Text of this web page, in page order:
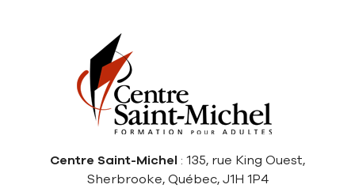
Centre Saint-Michel : 135, rue King Ouest,
Sherbrooke, Québec, J1H 1P4